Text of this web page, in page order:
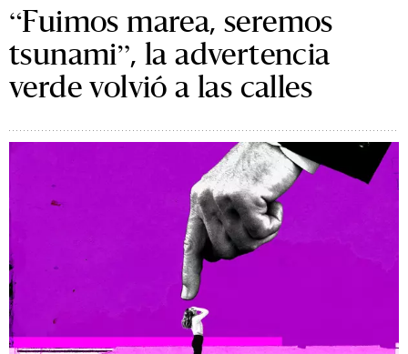
“Fuimos marea, seremos
tsunami”, la advertencia
verde volvió a las calles